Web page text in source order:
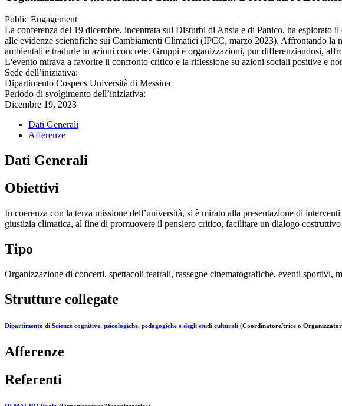
Public Engagement
La conferenza del 19 dicembre, incentrata sui Disturbi di Ansia e di Panico, ha esplorato
alle evidenze scientifiche sui Cambiamenti Climatici (IPCC, marzo 2023). Affrontando la
ambientali e tradurle in azioni concrete. Gruppi e organizzazioni, pur differenziandosi,
L'evento mirava a favorire il confronto critico e la riflessione su azioni sociali positive e
Sede dell’iniziativa:
Dipartimento Cospecs Università di Messina
Periodo di svolgimento dell’iniziativa:
Dicembre 19, 2023
Dati Generali
Afferenze
Dati Generali
Obiettivi
In coerenza con la terza missione dell’università, si è mirato alla presentazione di
giustizia climatica, al fine di promuovere il pensiero critico, facilitare un dialogo
Tipo
Organizzazione di concerti, spettacoli teatrali, rassegne cinematografiche, eventi
Strutture collegate
Dipartimento di Scienze cognitive, psicologiche, pedagogiche e degli studi culturali (Coordinatore/trice o
Afferenze
Referenti